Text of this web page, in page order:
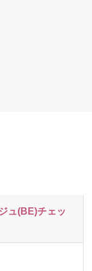
ュ(BE)チェッ